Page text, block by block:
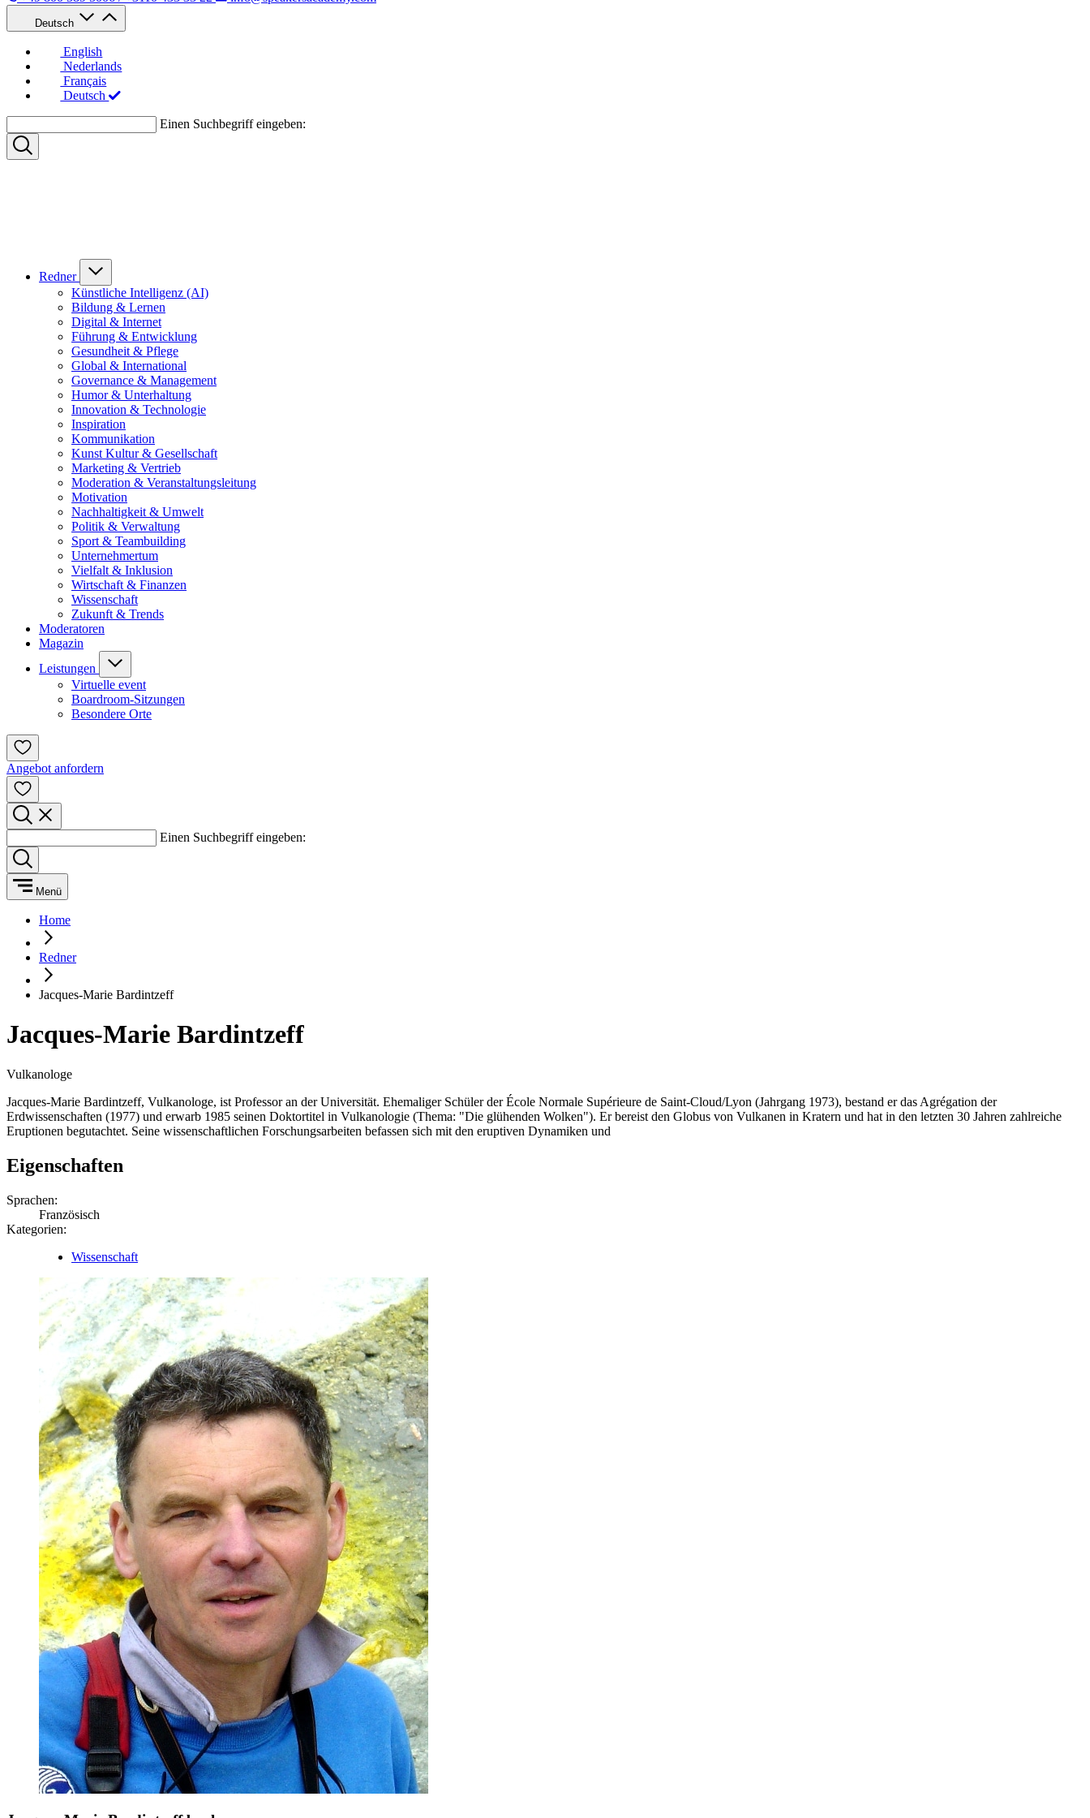
Deutsch
English
Nederlands
Français
Deutsch
Einen Suchbegriff eingeben:
Redner
Künstliche Intelligenz (AI)
Bildung & Lernen
Digital & Internet
Führung & Entwicklung
Gesundheit & Pflege
Global & International
Governance & Management
Humor & Unterhaltung
Innovation & Technologie
Inspiration
Kommunikation
Kunst Kultur & Gesellschaft
Marketing & Vertrieb
Moderation & Veranstaltungsleitung
Motivation
Nachhaltigkeit & Umwelt
Politik & Verwaltung
Sport & Teambuilding
Unternehmertum
Vielfalt & Inklusion
Wirtschaft & Finanzen
Wissenschaft
Zukunft & Trends
Moderatoren
Magazin
Leistungen
Virtuelle event
Boardroom-Sitzungen
Besondere Orte
Angebot anfordern
Einen Suchbegriff eingeben:
Menü
Home
Redner
Jacques-Marie Bardintzeff
Jacques-Marie Bardintzeff
Vulkanologe
Jacques-Marie Bardintzeff, Vulkanologe, ist Professor an der Universität. Ehemaliger Schüler der École Normale Supérieure de Saint-Cloud/Lyon (Jahrgang 1973), bestand er das Agrégation der
Erdwissenschaften (1977) und erwarb 1985 seinen Doktortitel in Vulkanologie (Thema: "Die glühenden Wolken"). Er bereist den Globus von Vulkanen in Kratern und hat in den letzten 30 Jahren zahlreiche
Eruptionen begutachtet. Seine wissenschaftlichen Forschungsarbeiten befassen sich mit den eruptiven Dynamiken und
Eigenschaften
Sprachen:
Französisch
Kategorien:
Wissenschaft